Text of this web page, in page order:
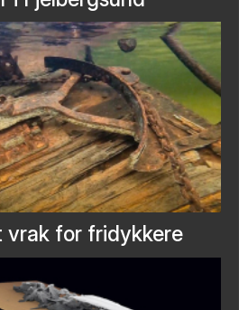
vrak for fridykkere